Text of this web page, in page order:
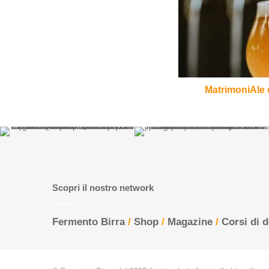
MatrimoniAle
Scopri il nostro network
Fermento Birra/ Shop / Magazine / Corsi di